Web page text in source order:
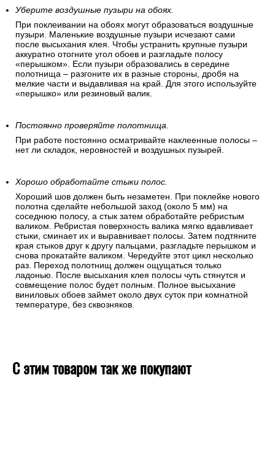
Уберите воздушные пузыри на обоях.
При поклеивании на обоях могут образоваться воздушные
пузыри. Маленькие воздушные пузыри исчезают сами
после высыхания клея. Чтобы устранить крупные пузыри
аккуратно отогните угол обоев и разгладьте полосу
«перышком». Если пузыри образовались в середине
полотнища – разгоните их в разные стороны, дробя на
мелкие части и выдавливая на край. Для этого используйте
«перышко» или резиновый валик.
Постоянно проверяйте полотнища.
При работе постоянно осматривайте наклеенные полосы –
нет ли складок, неровностей и воздушных пузырей.
Хорошо обработайте стыки полос.
Хороший шов должен быть незаметен. При поклейке нового
полотна сделайте небольшой заход (около 5 мм) на
соседнюю полосу, а стык затем обработайте ребристым
валиком. Ребристая поверхность валика мягко вдавливает
стыки, сминает их и выравнивает полосы. Затем подтяните
края стыков друг к другу пальцами, разгладьте перышком и
снова прокатайте валиком. Чередуйте этот цикл несколько
раз. Переход полотнищ должен ощущаться только
ладонью. После высыхания клея полосы чуть стянутся и
совмещение полос будет полным. Полное высыхание
виниловых обоев займет около двух суток при комнатной
температуре, без сквозняков.
С этим товаром так же покупают